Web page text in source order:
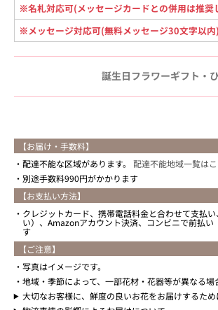
※名札対応可(メッセージカードとの併用は推奨
※メッセージ対応可(無料メッセージ30文字以内)
誕生日フラワーギフト・
【お届け・手数料】
配達不能な区域があります。 配達不能地域一覧は
別途手数料990円がかかります
【お支払い方法】
クレジットカード、携帯電話料金と合わせて支払
い）、Amazonアカウント決済、コンビニで前払
す
【ご注意】
写真はイメージです。
地域・季節によって、一部花材・花器等が異なる場
大切なお客様に、鮮度の良いお花をお届けするため